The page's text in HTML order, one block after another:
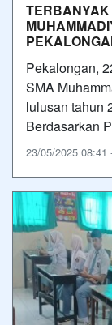
Pekalongan,
SMA
lulusan tahun
Berdasarkan
23/05/2025 08:41